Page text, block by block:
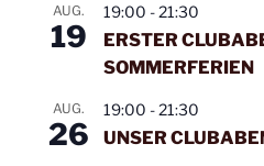
Mittwoch
21. Januar
2026
Mittwoch
04. Februar
AUG.
19
19:00 -21:30
ERSTER
SOMMERFERIEN
AUG.
26
19:00 -21:30
UNSER